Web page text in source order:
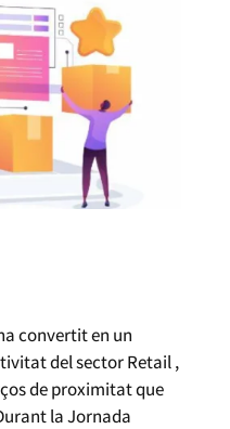
convertit en un
del sector Retail ,
de proximitat que
la Jornada